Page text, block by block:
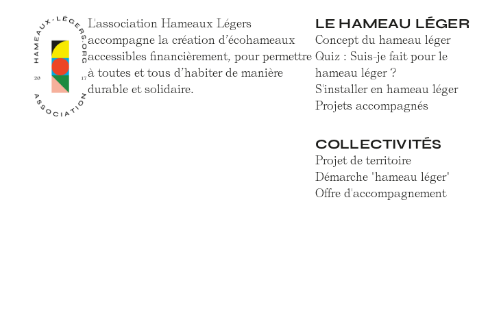
L'association Hameaux Légers
accompagne la création d’écohameaux
accessibles financièrement, pour permettre
à toutes et tous d’habiter de manière
durable et solidaire.
LE HAMEAU LÉGER
Concept du hameau léger
Quiz : Suis-je fait pour le
hameau léger ?
S'installer en hameau léger
Projets accompagnés
COLLECTIVITÉS
Projet de territoire
Démarche "hameau léger"
Offre d'accompagnement